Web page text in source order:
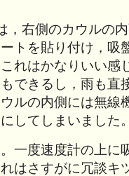
，右側のカウルの
トを貼り付け，吸
れはかなりいい感
できるし，雨も直
ルの内側には無線
してしまいました
一度速度計の上に
はさすがに冗談キ